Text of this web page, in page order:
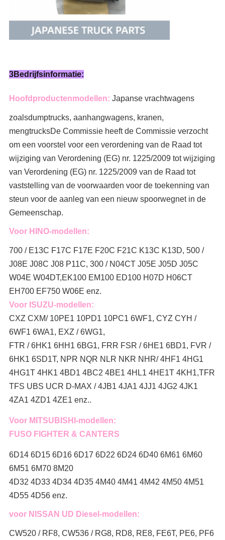
3Bedrijfsinformatie:
Hoofdproductenmodellen: Japanse vrachtwagens
zoalsdumptrucks, aanhangwagens, kranen,
mengtrucksDe Commissie heeft de Commissie verzocht
om een voorstel voor een verordening van de Raad tot
wijziging van Verordening (EG) nr. 1225/2009 tot wijziging
van Verordening (EG) nr. 1225/2009 van de Raad tot
vaststelling van de voorwaarden voor de toekenning van
steun voor de aanleg van een nieuw spoorwegnet in de
Gemeenschap.
Voor HINO-modellen:
700 / E13C F17C F17E F20C F21C K13C K13D, 500 /
J08E J08C J08 P11C, 300 / N04CT J05E J05D J05C
W04E W04DT,EK100 EM100 ED100 H07D H06CT
EH700 EF750 W06E enz.
Voor ISUZU-modellen:
CXZ CXM/ 10PE1 10PD1 10PC1 6WF1, CYZ CYH /
6WF1 6WA1, EXZ / 6WG1,
FTR / 6HK1 6HH1 6BG1, FRR FSR / 6HE1 6BD1, FVR /
6HK1 6SD1T, NPR NQR NLR NKR NHR/ 4HF1 4HG1
4HG1T 4HK1 4BD1 4BC2 4BE1 4HL1 4HE1T 4KH1,TFR
TFS UBS UCR D-MAX / 4JB1 4JA1 4JJ1 4JG2 4JK1
4ZA1 4ZD1 4ZE1 enz..
Voor MITSUBISHI-modellen:
FUSO FIGHTER & CANTERS
6D14 6D15 6D16 6D17 6D22 6D24 6D40 6M61 6M60
6M51 6M70 8M20
4D32 4D33 4D34 4D35 4M40 4M41 4M42 4M50 4M51
4D55 4D56 enz.
voor NISSAN UD Diesel-modellen:
CW520 / RF8, CW536 / RG8, RD8, RE8, FE6T, PE6, PF6